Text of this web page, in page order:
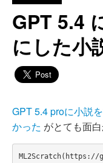
GPT 5.4
にした小
GPT 5.4 proに小説
かった がとても面
ML2Scratch(https://